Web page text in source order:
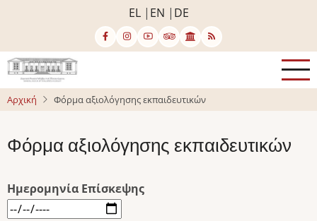
κυρίως
περιεχόμενο
EL EN DE
Αρχική Φόρμα αξιολόγησης εκπαιδευτικών
Φόρμα αξιολόγησης εκπαιδευτικών
Ημερομηνία Επίσκεψης
Ημερομηνία